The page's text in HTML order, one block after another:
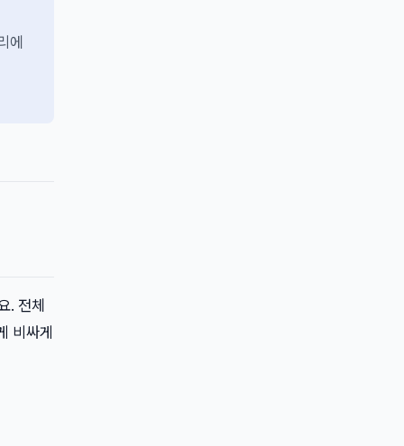
에
. 전체
비싸게